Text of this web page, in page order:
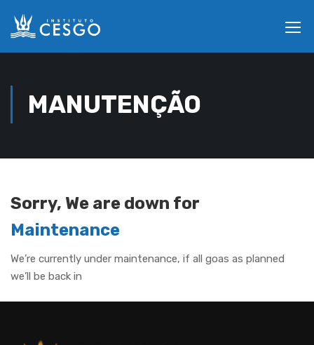
MANUTENÇÃO
Sorry, We are down for
Maintenance
We’re currently under maintenance, if all goas as planned
we’ll be back in